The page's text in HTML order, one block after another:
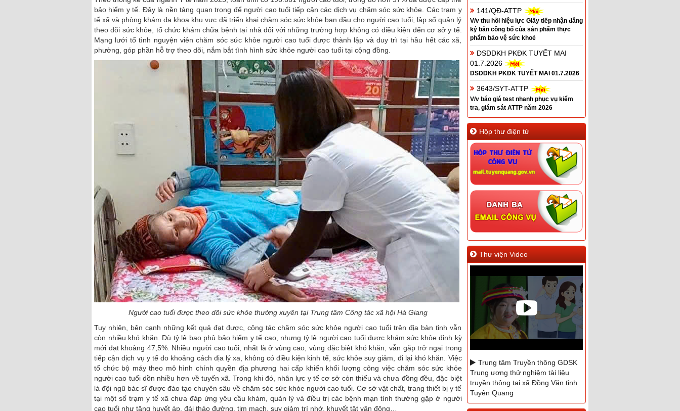
bảo hiểm y tế. Đây là nền tảng quan trọng để người cao tuổi tiếp cận các dịch vụ chăm sóc sức khỏe. Các trạm y
tế xã và phòng khám đa khoa khu vực đã triển khai chăm sóc sức khỏe ban đầu cho người cao tuổi, lập sổ quản lý
theo dõi sức khỏe, tổ chức khám chữa bệnh tại nhà đối với những trường hợp không có điều kiện đến cơ sở y tế.
Mạng lưới tổ tình nguyện viên chăm sóc sức khỏe người cao tuổi được thành lập và duy trì tại hầu hết các xã,
phường, góp phần hỗ trợ theo dõi, nắm bắt tình hình sức khỏe người cao tuổi tại cộng đồng.
Người cao tuổi được theo dõi sức khỏe thường xuyên tại Trung tâm Công tác xã hội Hà Giang
Tuy nhiên, bên cạnh những kết quả đạt được, công tác chăm sóc sức khỏe người cao tuổi trên địa bàn tỉnh vẫn
còn nhiều khó khăn. Dù tỷ lệ bao phủ bảo hiểm y tế cao, nhưng tỷ lệ người cao tuổi được khám sức khỏe định kỳ
mới đạt khoảng 47,5%. Nhiều người cao tuổi, nhất là ở vùng cao, vùng đặc biệt khó khăn, vẫn gặp trở ngại trong
tiếp cận dịch vụ y tế do khoảng cách địa lý xa, không có điều kiện kinh tế, sức khỏe suy giảm, đi lại khó khăn. Việc
tổ chức bộ máy theo mô hình chính quyền địa phương hai cấp khiến khối lượng công việc chăm sóc sức khỏe
người cao tuổi dồn nhiều hơn về tuyến xã. Trong khi đó, nhân lực y tế cơ sở còn thiếu và chưa đồng đều, đặc biệt
là đội ngũ bác sĩ được đào tạo chuyên sâu về chăm sóc sức khỏe người cao tuổi. Cơ sở vật chất, trang thiết bị y tế
tại một số trạm y tế xã chưa đáp ứng yêu cầu khám, quản lý và điều trị các bệnh mạn tính thường gặp ở người
cao tuổi như tăng huyết áp, đái tháo đường, tim mạch, suy giảm trí nhớ, khuyết tật vận động…
141/QĐ-ATTP
V/v thu hồi hiệu lực Giấy tiếp nhận đăng
ký bản công bố của sản phẩm thực
phẩm bảo vệ sức khoẻ
DSDDKH PKĐK TUYẾT MAI
01.7.2026
DSDDKH PKĐK TUYẾT MAI 01.7.2026
3643/SYT-ATTP
V/v báo giá test nhanh phục vụ kiểm
tra, giám sát ATTP năm 2026
Hộp thư điện tử
Thư viện Video
Trung tâm Truyền thông GDSK
Trung ương thử nghiệm tài liệu
truyền thông tại xã Đồng Văn tỉnh
Tuyên Quang
Phóng sự hưởng ứng ngày